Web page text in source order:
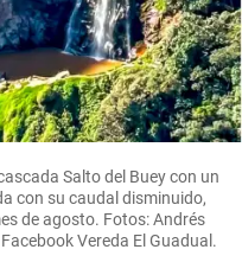
Salto del Buey con un
con su caudal disminuido,
de agosto. Fotos: Andrés
Vereda El Guadual.